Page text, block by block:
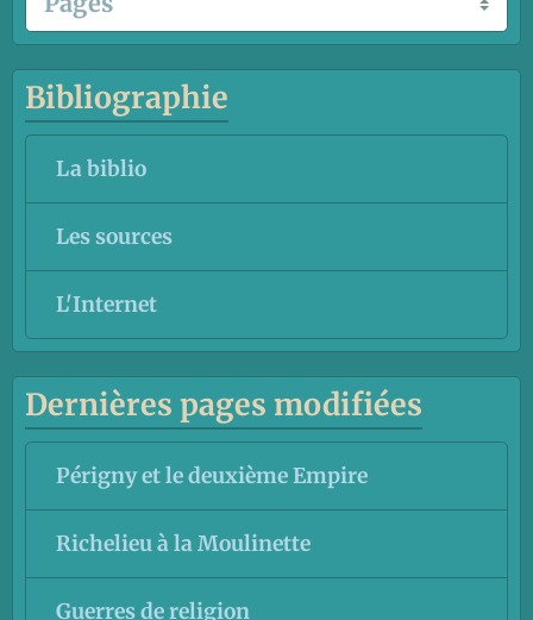
Bibliographie
La biblio
Les sources
L'Internet
Dernières pages modifiées
Périgny et le deuxième Empire
Richelieu à la Moulinette
Guerres de religion